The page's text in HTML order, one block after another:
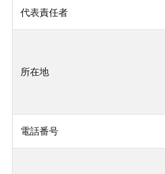
代表責任者
所在地
電話番号